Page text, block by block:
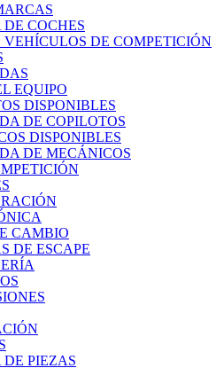
DE COCHES
DE COMPETICIÓN
EQUIPO
DISPONIBLES
DE COPILOTOS
DISPONIBLES
DE MECÁNICOS
CAMBIO
DE ESCAPE
DE PIEZAS